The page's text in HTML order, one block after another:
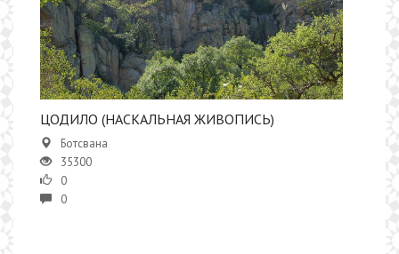
ЦОДИЛО (НАСКАЛЬНАЯ ЖИВОПИСЬ)
Ботсвана
35300
0
0